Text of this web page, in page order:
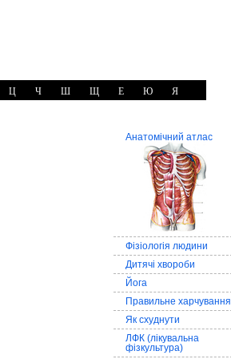
Ц Ч Ш Щ Е Ю Я
Анатомічний атлас
Фізіологія людини
Дитячі хвороби
Йога
Правильне харчування
Як схуднути
ЛФК (лікувальна
фізкультура)